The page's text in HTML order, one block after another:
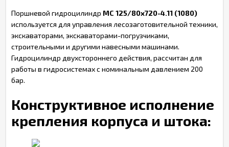
Поршневой гидроцилиндр МС 125/80х720-4.11 (1080)
используется для управления лесозаготовительной техники,
экскаваторами, экскаваторами-погрузчиками,
строительными и другими навесными машинами.
Гидроцилиндр двухстороннего действия, рассчитан для
работы в гидросистемах с номинальным давлением 200
бар.
Конструктивное исполнение
крепления корпуса и штока: